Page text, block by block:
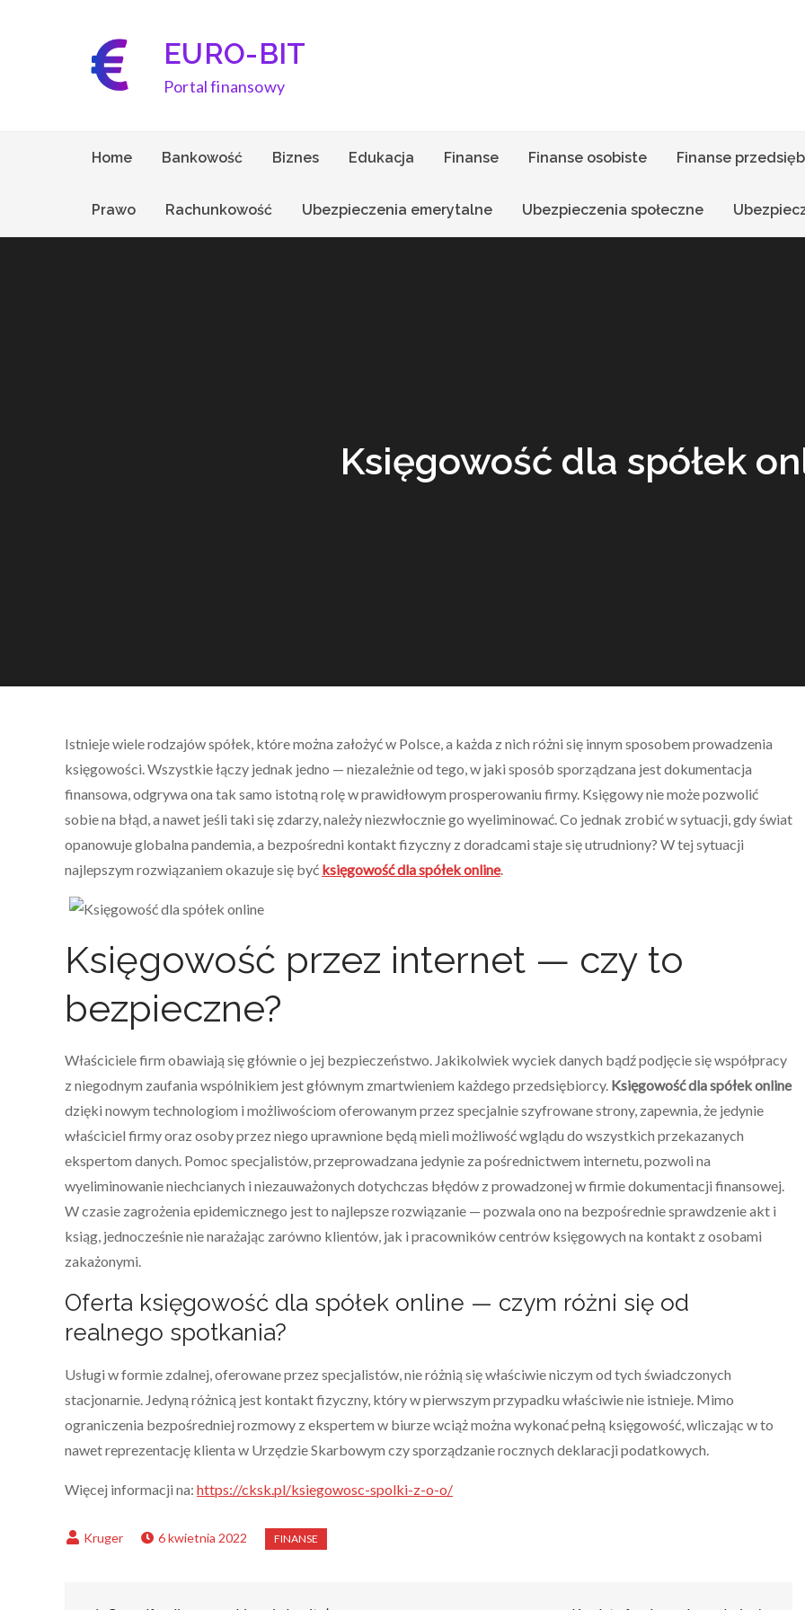
EURO-BIT
Portal finansowy
Home Bankowość Biznes Edukacja Finanse Finanse osobiste Finanse
Prawo Rachunkowość Ubezpieczenia emerytalne Ubezpieczenia społeczne
Księgowość dla spółek
Istnieje wiele rodzajów spółek, które można założyć w Polsce, a każda z nich różni się innym sposobem prowadzenia
księgowości. Wszystkie łączy jednak jedno — niezależnie od tego, w jaki sposób sporządzana jest dokumentacja
finansowa, odgrywa ona tak samo istotną rolę w prawidłowym prosperowaniu firmy. Księgowy nie może pozwolić
sobie na błąd, a nawet jeśli taki się zdarzy, należy niezwłocznie go wyeliminować. Co jednak zrobić w sytuacji, gdy świat
opanowuje globalna pandemia, a bezpośredni kontakt fizyczny z doradcami staje się utrudniony? W tej sytuacji
najlepszym rozwiązaniem okazuje się być księgowość dla spółek online.
Księgowość przez internet — czy to
bezpieczne?
Właściciele firm obawiają się głównie o jej bezpieczeństwo. Jakikolwiek wyciek danych bądź podjęcie się współpracy
z niegodnym zaufania wspólnikiem jest głównym zmartwieniem każdego przedsiębiorcy. Księgowość dla spółek online
dzięki nowym technologiom i możliwościom oferowanym przez specjalnie szyfrowane strony, zapewnia, że jedynie
właściciel firmy oraz osoby przez niego uprawnione będą mieli możliwość wglądu do wszystkich przekazanych
ekspertom danych. Pomoc specjalistów, przeprowadzana jedynie za pośrednictwem internetu, pozwoli na
wyeliminowanie niechcianych i niezauważonych dotychczas błędów z prowadzonej w firmie dokumentacji finansowej.
W czasie zagrożenia epidemicznego jest to najlepsze rozwiązanie — pozwala ono na bezpośrednie sprawdzenie akt i
ksiąg, jednocześnie nie narażając zarówno klientów, jak i pracowników centrów księgowych na kontakt z osobami
zakażonymi.
Oferta księgowość dla spółek online — czym różni się od
realnego spotkania?
Usługi w formie zdalnej, oferowane przez specjalistów, nie różnią się właściwie niczym od tych świadczonych
stacjonarnie. Jedyną różnicą jest kontakt fizyczny, który w pierwszym przypadku właściwie nie istnieje. Mimo
ograniczenia bezpośredniej rozmowy z ekspertem w biurze wciąż można wykonać pełną księgowość, wliczając w to
nawet reprezentację klienta w Urzędzie Skarbowym czy sporządzanie rocznych deklaracji podatkowych.
Więcej informacji na: https://cksk.pl/ksiegowosc-spolki-z-o-o/
6 kwietnia 2022